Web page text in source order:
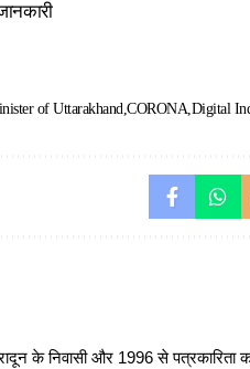
of Uttarakhand CORONA Digital
के निवासी और 1996 से पत्रकारिता